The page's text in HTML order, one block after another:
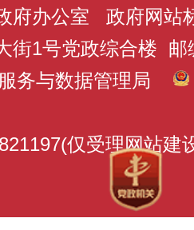
府办公室 政府网站
街1号党政综合楼 邮
务与数据管理局
仅受理网站建